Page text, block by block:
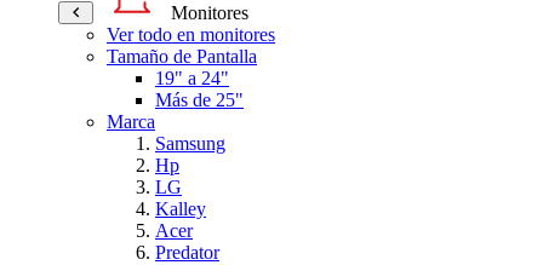
Monitores
Ver todo en monitores
Tamaño de Pantalla
19" a 24"
Más de 25"
Marca
Samsung
Hp
LG
Kalley
Acer
Predator